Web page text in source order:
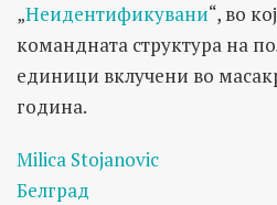
„Неидентификувани“, во
командната структура на
единици вклучени во
година.
Milica Stojanovic
Белград